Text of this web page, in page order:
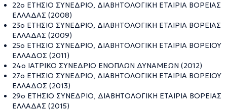
22ο ΕΤΗΣΙΟ ΣΥΝΕΔΡΙΟ, ΔΙΑΒΗΤΟΛΟΓΙΚΗ ΕΤΑΙΡΙΑ ΒΟΡΕΙΑΣ
ΕΛΛΑΔΑΣ (2008)
23ο ΕΤΗΣΙΟ ΣΥΝΕΔΡΙΟ, ΔΙΑΒΗΤΟΛΟΓΙΚΗ ΕΤΑΙΡΙΑ ΒΟΡΕΙΑΣ
ΕΛΛΑΔΑΣ (2009)
25ο ΕΤΗΣΙΟ ΣΥΝΕΔΡΙΟ, ΔΙΑΒΗΤΟΛΟΓΙΚΗ ΕΤΑΙΡΙΑ ΒΟΡΕΙΟΥ
ΕΛΛΑΔΟΣ (2011)
24ο ΙΑΤΡΙΚΟ ΣΥΝΕΔΡΙΟ ΕΝΟΠΛΩΝ ΔΥΝΑΜΕΩΝ (2012)
27ο ΕΤΗΣΙΟ ΣΥΝΕΔΡΙΟ, ΔΙΑΒΗΤΟΛΟΓΙΚΗ ΕΤΑΙΡΙΑ ΒΟΡΕΙΟΥ
ΕΛΛΑΔΟΣ (2013)
29ο ΕΤΗΣΙΟ ΣΥΝΕΔΡΙΟ, ΔΙΑΒΗΤΟΛΟΓΙΚΗ ΕΤΑΙΡΙΑ ΒΟΡΕΙΑΣ
ΕΛΛΑΔΑΣ (2015)